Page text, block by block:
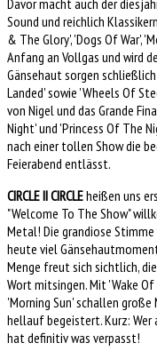
Sound und reichlich
& The Glory', 'Dogs Of War',
Anfang an Vollgas und wird
Gänsehaut sorgen
Landed' sowie 'Wheels Of
von Nigel und das Grande
Night' und 'Princess Of The
nach einer tollen Show die
Feierabend entlässt.
CIRCLE II CIRCLEheißen uns
"Welcome To The Show"
Metal! Die grandiose Stimme
heute viel
Menge freut sich sichtlich,
Wort mitsingen. Mit 'Wake
'Morning Sun' schallen große
hellauf begeistert. Kurz: Wer
hat definitiv was verpasst!